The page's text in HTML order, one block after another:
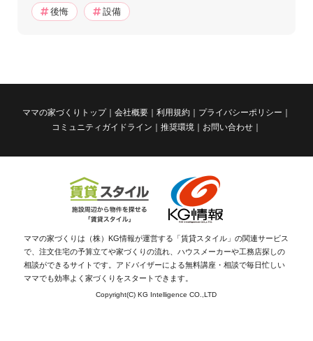
後悔 設備
ママの家づくりトップ 会社概要 利用規約
プライバシーポリシー
コミュニティガイドライン
推奨環境 お問い合わせ
ママの家づくりは（株）KG情報が運営する「賃貸スタイル」の関連サービス
で、注文住宅の予算立てや家づくりの流れ、ハウスメーカーや工務店探しの
相談ができるサイトです。アドバイザーによる無料講座・相談で毎日忙しい
ママでも効率よく家づくりをスタートできます。
Copyright(C) KG Intelligence CO.,LTD